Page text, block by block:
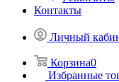
Контакты
Личный
Корзина0
Избранные